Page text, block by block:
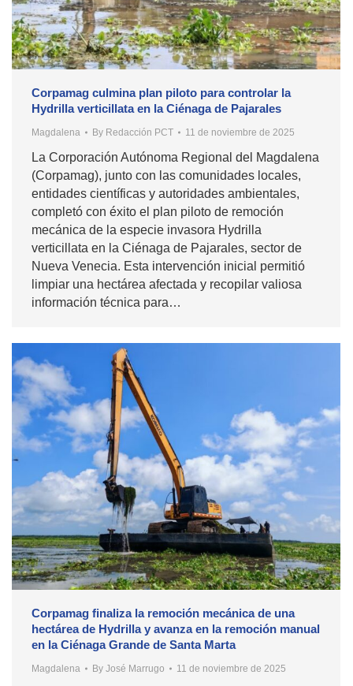
Corpamag culmina plan piloto para controlar la
Hydrilla verticillata en la Ciénaga de Pajarales
Magdalena By Redacción PCT 11 de noviembre de 2025
La Corporación Autónoma Regional del Magdalena
(Corpamag), junto con las comunidades locales,
entidades científicas y autoridades ambientales,
completó con éxito el plan piloto de remoción
mecánica de la especie invasora Hydrilla
verticillata en la Ciénaga de Pajarales, sector de
Nueva Venecia. Esta intervención inicial permitió
limpiar una hectárea afectada y recopilar valiosa
información técnica para…
Corpamag finaliza la remoción mecánica de una
hectárea de Hydrilla y avanza en la remoción manual
en la Ciénaga Grande de Santa Marta
Magdalena By José Marrugo 11 de noviembre de 2025